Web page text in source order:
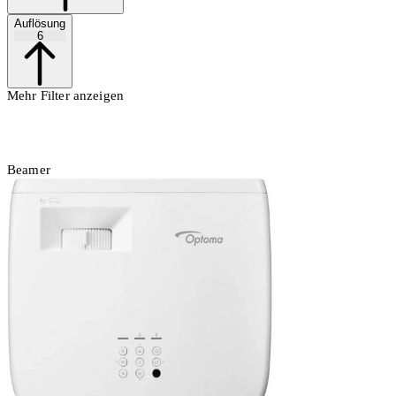
Auflösung
6
Mehr Filter anzeigen
Beamer